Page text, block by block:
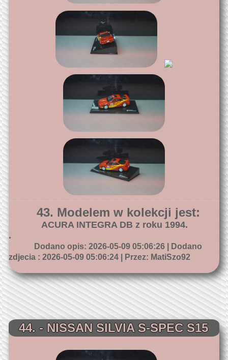
43. Modelem w kolekcji jest:
ACURA INTEGRA DB z roku 1994.
.
Dodano opis: 2026-05-09 05:06:26 | Dodano
zdjecia : 2026-05-09 05:06:24 | Przez: MatiSzo92
44. - NISSAN SILVIA S-SPEC S15